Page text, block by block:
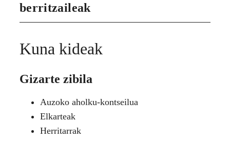
berritzaileak
Kuna kideak
Gizarte zibila
Auzoko aholku-kontseilua
Elkarteak
Herritarrak